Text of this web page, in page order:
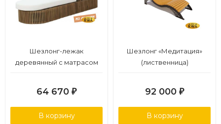
Шезлонг-лежак
деревянный с матрасом
64 670 ₽
В корзину
Шезлонг «Медитация»
(лиственница)
92 000 ₽
В корзину